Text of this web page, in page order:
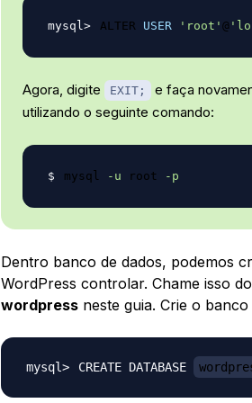
ALTER USER 'root' @
Agora, digite EXIT; e faça
utilizando o seguinte comando:
mysql -u root -p
Dentro banco de dados, podemos
WordPress controlar. Chame isso
wordpressneste guia. Crie o banco
CREATE DATABASE